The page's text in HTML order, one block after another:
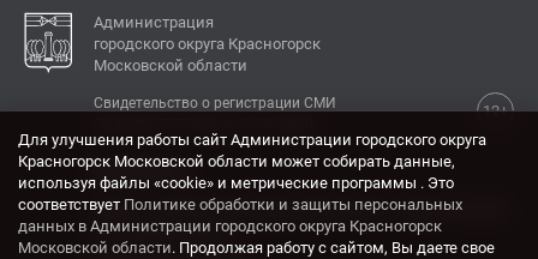
Администрация
городского округа Красногорск
Московской области
12+
Свидетельство о регистрации СМИ
КОНТАКТЫ
Адрес: 143404, Московская область, г. Красногорск,
ул. Ленина, дом 4.
Для улучшения работы сайт Администрации городского округа
Красногорск Московской области может собирать данные,
используя файлы «cookie» и метрические программы . Это
соответствует Политике обработки и защиты персональных
данных в Администрации городского округа Красногорск
Московской области. Продолжая работу с сайтом, Вы даете свое